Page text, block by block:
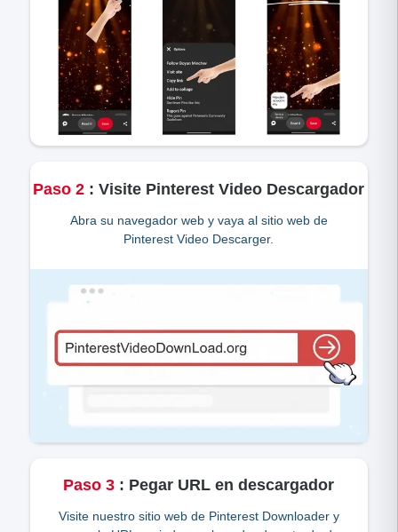
Paso 2 :Visite Pinterest Video Descargador
Abra su navegador web y vaya al sitio web de
Pinterest Video Descarger.
Paso 3 : Pegar URL en descargador
Visite nuestro sitio web de Pinterest Downloader y